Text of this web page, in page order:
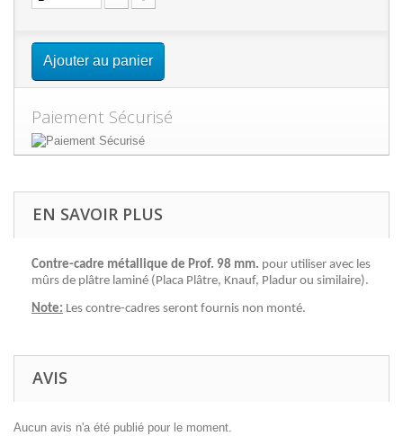
Ajouter au panier
Paiement Sécurisé
EN SAVOIR PLUS
Contre-cadre métallique de Prof. 98 mm. pour utiliser avec les
mûrs de plâtre laminé (Placa Plâtre, Knauf, Pladur ou similaire).
Note: Les contre-cadres seront fournis non monté.
AVIS
Aucun avis n'a été publié pour le moment.